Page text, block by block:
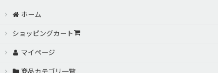
ホーム
ショッピングカート
マイページ